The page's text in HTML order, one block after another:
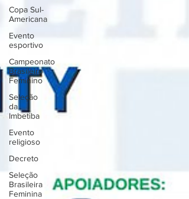
Copa Sul-
Americana
Evento
esportivo
Campeonato
Brasileiro
Feminino
Seleção
da
Imbetiba
Evento
religioso
Decreto
Seleção
Brasileira
Feminina